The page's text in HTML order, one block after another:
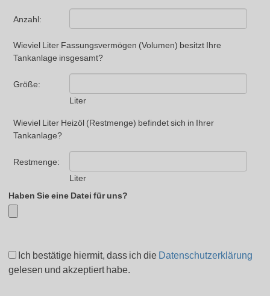
Anzahl:
Wieviel Liter Fassungsvermögen (Volumen) besitzt Ihre
Tankanlage insgesamt?
Größe:
Liter
Wieviel Liter Heizöl (Restmenge) befindet sich in Ihrer
Tankanlage?
Restmenge:
Liter
Haben Sie eine Datei für uns?
Ich bestätige hiermit, dass ich die Datenschutzerklärung
gelesen und akzeptiert habe.